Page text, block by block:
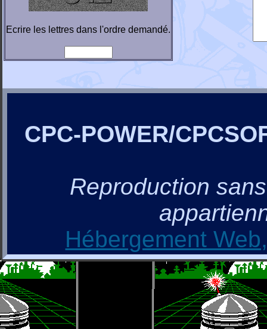
Ecrire les lettres dans l'ordre demandé.
CPC-POWER/
Reproduction
Hébergement